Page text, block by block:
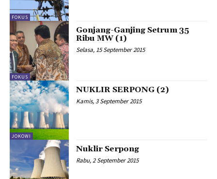
FOKUS
FOKUS
Gonjang-Ganjing Setrum 35
Ribu MW (1)
Selasa, 15 September 2015
JOKOWI
NUKLIR SERPONG (2)
Kamis, 3 September 2015
Nuklir Serpong
Rabu, 2 September 2015